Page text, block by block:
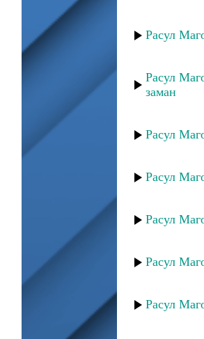
Расул
Расул
заман
Расул
Расул
Расул
Расул
Расул